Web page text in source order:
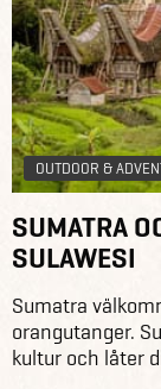
OUTDOOR &
SUMATRA
SULAWESI
Sumatra
orangutanger.
kultur och låter